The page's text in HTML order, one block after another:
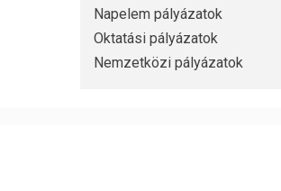
Napelem pályázatok
Oktatási pályázatok
Nemzetközi pályázatok